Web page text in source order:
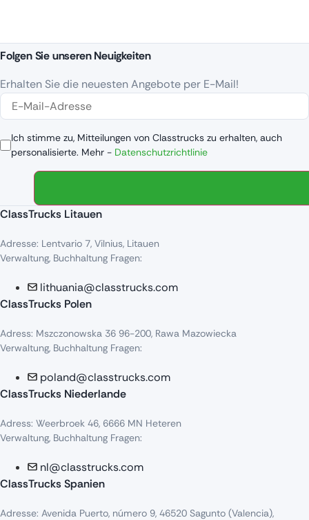
Folgen Sie unseren Neuigkeiten
Erhalten Sie die neuesten Angebote per E-Mail!
Ich stimme zu, Mitteilungen von Classtrucks zu erhalten, auch
personalisierte. Mehr - Datenschutzrichtlinie
ClassTrucks Litauen
Adresse: Lentvario 7, Vilnius, Litauen
Verwaltung, Buchhaltung Fragen:
lithuania@classtrucks.com
ClassTrucks Polen
Adress: Mszczonowska 36 96-200, Rawa Mazowiecka
Verwaltung, Buchhaltung Fragen:
poland@classtrucks.com
ClassTrucks Niederlande​
Adress: Weerbroek 46, 6666 MN Heteren
Verwaltung, Buchhaltung Fragen:
nl@classtrucks.com
ClassTrucks Spanien
Adresse: Avenida Puerto, número 9, 46520 Sagunto (Valencia),